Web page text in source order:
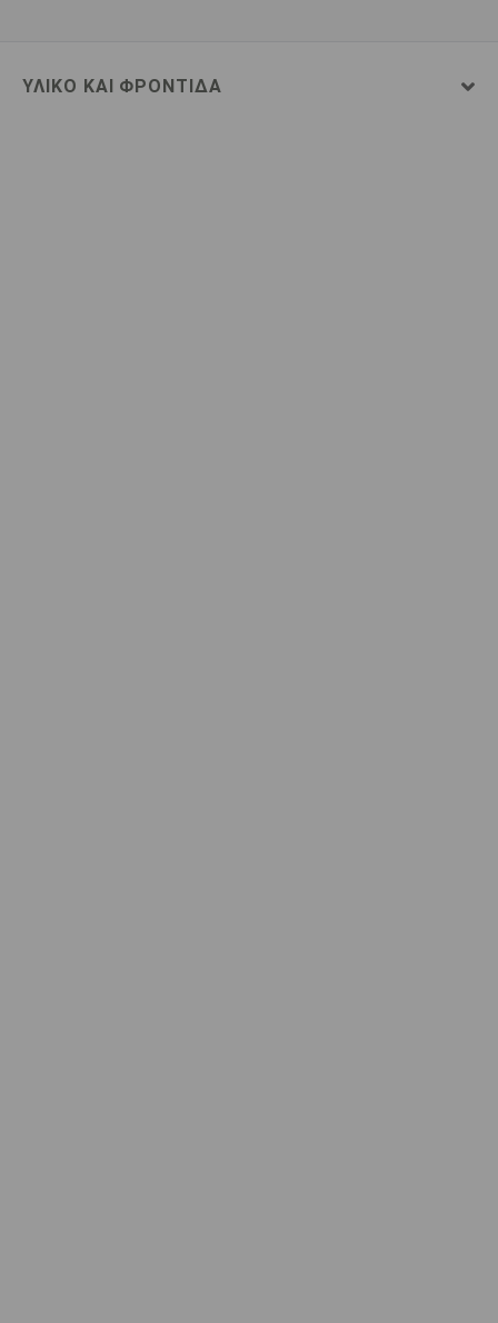
ΥΛΙΚΌ ΚΑΙ ΦΡΟΝΤΊΔΑ